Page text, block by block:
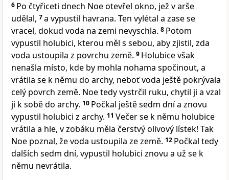
6 Po čtyřiceti dnech Noe otevřel okno, jež v arše
udělal, 7a vypustil havrana. Ten vylétal a zase se
vracel, dokud voda na zemi nevyschla. 8 Potom
vypustil holubici, kterou měl s sebou, aby zjistil, zda
voda ustoupila z povrchu země. 9 Holubice však
nenašla místo, kde by mohla nohama spočinout, a
vrátila se k němu do archy, neboť voda ještě pokrývala
celý povrch země. Noe tedy vystrčil ruku, chytil ji a vzal
ji k sobě do archy. 10 Počkal ještě sedm dní a znovu
vypustil holubici z archy. 11 Večer se k němu holubice
vrátila a hle, v zobáku měla čerstvý olivový lístek! Tak
Noe poznal, že voda ustoupila ze země. 12 Počkal tedy
dalších sedm dní, vypustil holubici znovu a už se k
němu nevrátila.